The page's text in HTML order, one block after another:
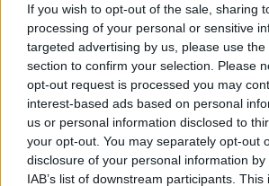
If you wish to opt-out of the sale, sharing
processing of your personal or sensitive
targeted advertising by us, please use
section to confirm your selection. Please
opt-out request is processed you may
interest-based ads based on personal
us or personal information disclosed to
your opt-out. You may separately opt-out
disclosure of your personal information
IAB’s list of downstream participants.